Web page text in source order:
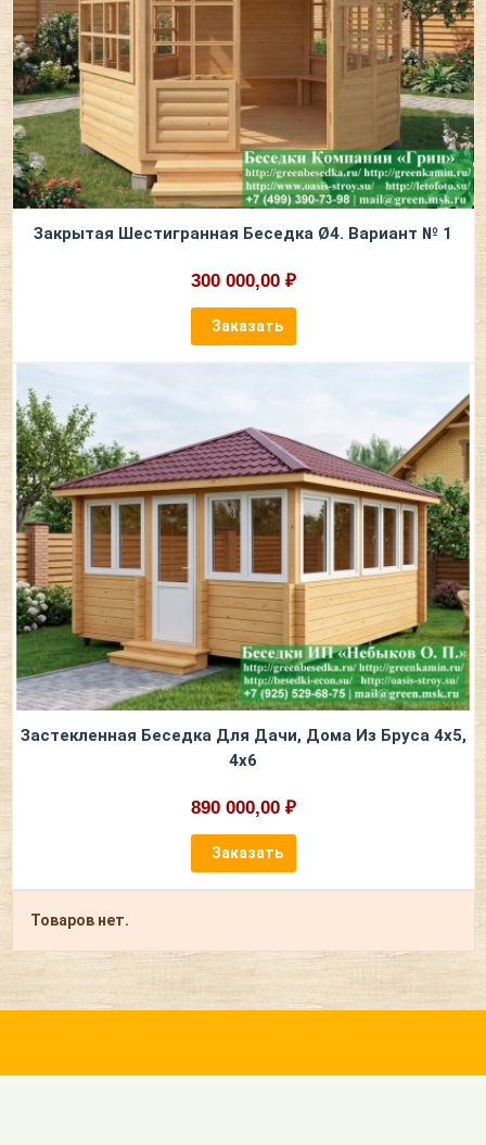
Закрытая Шестигранная Беседка Ø4. Вариант № 1
300 000,00 ₽
Заказать
Застекленная Беседка Для Дачи, Дома Из Бруса 4х5,
4х6
890 000,00 ₽
Заказать
Товаров нет.